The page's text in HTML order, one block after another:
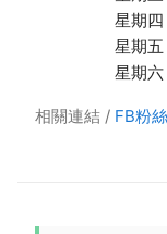
星期
星期
星期
相關連結 FB粉